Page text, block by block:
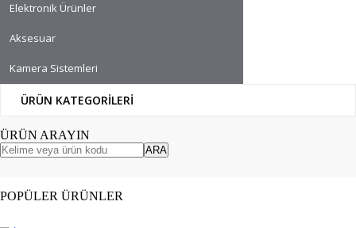
Elektronik Ürünler
Aksesuar
Kamera Sistemleri
ÜRÜN KATEGORİLERİ
ÜRÜN ARAYIN
ARA
POPÜLER ÜRÜNLER